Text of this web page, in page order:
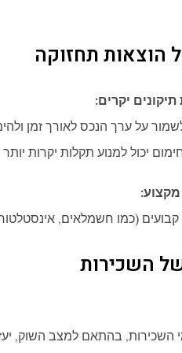
הוצאות תחזוקה
יקרים:
על ערך הנכס לאורך זמן
יכול למנוע תקלות יקרות
(כמו חשמלאים, אינסטלטורים
השכירות
השכירות, בהתאם למצב השוק,